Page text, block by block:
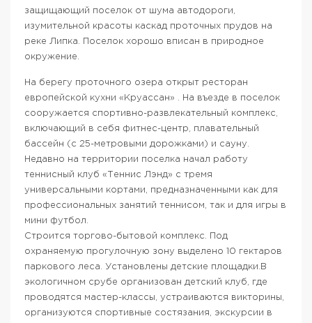
защищающий поселок от шума автодороги,
изумительной красоты каскад проточных прудов на
реке Липка. Поселок хорошо вписан в природное
окружение.
На берегу проточного озера открыт ресторан
европейской кухни «Круассан» . На въезде в поселок
сооружается спортивно-развлекательный комплекс,
включающий в себя фитнес-центр, плавательный
бассейн (с 25-метровыми дорожками) и сауну.
Недавно на территории поселка начал работу
теннисный клуб «Теннис Лэнд» с тремя
универсальными кортами, предназначенными как для
профессиональных занятий теннисом, так и для игры в
мини футбол.
Строится торгово-бытовой комплекс. Под
охраняемую прогулочную зону выделено 10 гектаров
паркового леса. Установлены детские площадки.В
экологичном срубе организован детский клуб, где
проводятся мастер-классы, устраиваются викторины,
организуются спортивные состязания, экскурсии в